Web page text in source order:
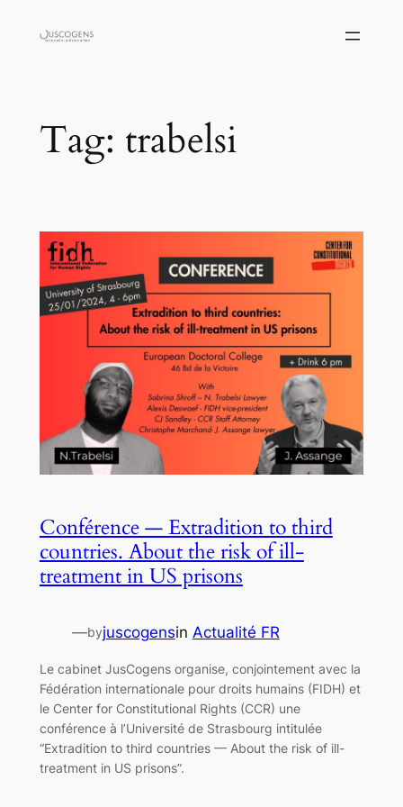
Tag: trabelsi
Conférence — Extradition to third
countries. About the risk of ill-
treatment in US prisons
—byjuscogensin Actualité FR
Le cabinet JusCogens organise, conjointement avec la
Fédération internationale pour droits humains (FIDH) et
le Center for Constitutional Rights (CCR) une
conférence à l’Université de Strasbourg intitulée
“Extradition to third countries — About the risk of ill-
treatment in US prisons”.